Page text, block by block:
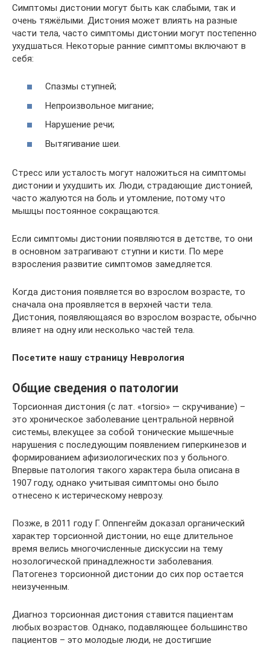
Симптомы дистонии могут быть как слабыми, так и
очень тяжёлыми. Дистония может влиять на разные
части тела, часто симптомы дистонии могут постепенно
ухудшаться. Некоторые ранние симптомы включают в
себя:
Спазмы ступней;
Непроизвольное мигание;
Нарушение речи;
Вытягивание шеи.
Стресс или усталость могут наложиться на симптомы
дистонии и ухудшить их. Люди, страдающие дистонией,
часто жалуются на боль и утомление, потому что
мышцы постоянное сокращаются.
Если симптомы дистонии появляются в детстве, то они
в основном затрагивают ступни и кисти. По мере
взросления развитие симптомов замедляется.
Когда дистония появляется во взрослом возрасте, то
сначала она проявляется в верхней части тела.
Дистония, появляющаяся во взрослом возрасте, обычно
влияет на одну или несколько частей тела.
Посетите нашу страницу Неврология
Общие сведения о патологии
Торсионная дистония (с лат. «torsio» — скручивание) –
это хроническое заболевание центральной нервной
системы, влекущее за собой тонические мышечные
нарушения с последующим появлением гиперкинезов и
формированием афизиологических поз у больного.
Впервые патология такого характера была описана в
1907 году, однако учитывая симптомы оно было
отнесено к истерическому неврозу.
Позже, в 2011 году Г. Оппенгейм доказал органический
характер торсионной дистонии, но еще длительное
время велись многочисленные дискуссии на тему
нозологической принадлежности заболевания.
Патогенез торсионной дистонии до сих пор остается
неизученным.
Диагноз торсионная дистония ставится пациентам
любых возрастов. Однако, подавляющее большинство
пациентов – это молодые люди, не достигшие